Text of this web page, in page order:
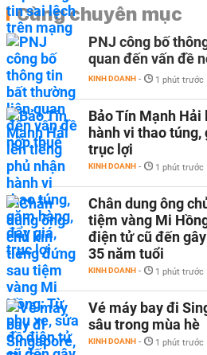
Cùng chuyên mục
PNJ công bố
quan đến vấn đề
KINH DOANH - 1 phút trước
Bảo Tín Mạnh
hành vi thao
trục lợi
KINH DOANH - 1 phút trước
Chân dung ông
tiệm vàng Mi
điện tử cũ đến
35 năm tuổi
KINH DOANH - 1 phút trước
Vé máy bay đi
sâu trong mùa hè
KINH DOANH - 1 phút trước